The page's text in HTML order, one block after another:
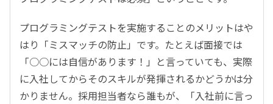
プログラミングテストを実施することのメリットはや
はり「ミスマッチの防止」です。たとえば面接では
「○○には自信があります！」と言っていても、実際
に入社してからそのスキルが発揮されるかどうかは分
かりません。採用担当者なら誰もが、「入社前に言っ